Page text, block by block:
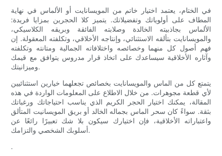
في الختام، يعتمد اختيار خاتم من المويسانايت أو الألماس في نهاية
المطاف على أولوياتك وتفضيلاتك. يتميز كلا الحجرين بمزايا فريدة:
الألماس بجاذبيته الخالدة وصلابته الفائقة وبريقه الكلاسيكي،
والمويسانايت بتألقه الاستثنائي، وإنتاجه الأخلاقي، وتكلفته المعقولة. إن
فهم أصول كل منهما وخصائصه واختلافاته الجمالية ومتانته وتكلفته
وآثاره الأخلاقية سيساعدك على اتخاذ قرار مدروس يتوافق مع قيمك
وميزانيتك.
يتمتع كل من الماس والمويسانايت بخصائص تجعلهما خيارين استثنائيين
لأي قطعة مجوهرات. من خلال الاطلاع على المعلومات الواردة في هذه
المقالة، يمكنك اختيار الحجر الكريم الذي يناسب احتياجاتك ورغباتك
بثقة. سواءً كان سحر الماس بجماله الخالد أو بريق المويسانيت المتألق
واعتباراته الأخلاقية، فإن اختيارك سيكون بلا شك تعبيرًا رائعًا عن
أسلوبك الشخصي والتزامك.
.